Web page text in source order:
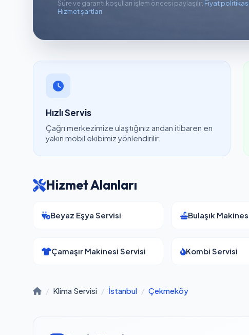
Süre ve garanti koşulları işlem öncesi paylaşılır. Fiyat politikası
Hizmet şartları
Hızlı Servis
Çağrı merkezimize ulaştığınız andan itibaren en
yakın mobil ekibimiz yönlendirilir.
Hizmet Alanları
Beyaz Eşya Servisi Bulaşık
Çamaşır Makinesi Servisi Kombi Servisi
/ Klima Servisi / İstanbul / Çekmeköy